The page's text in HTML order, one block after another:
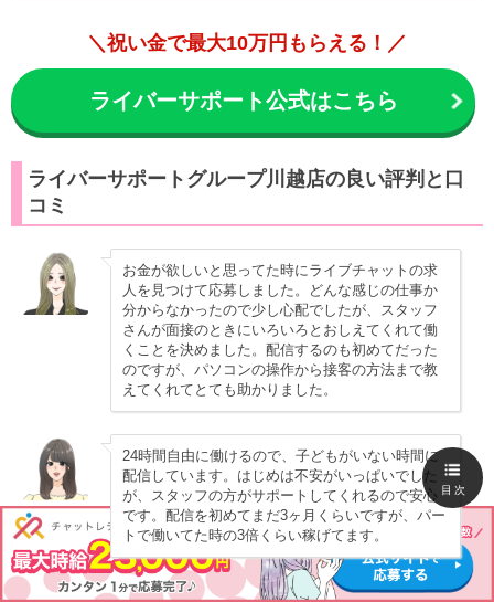
＼祝い金で最大10万円もらえる！／
ライバーサポート公式はこちら
ライバーサポートグループ川越店の良い評判と口
コミ
お金が欲しいと思ってた時にライブチャットの求
人を見つけて応募しました。どんな感じの仕事か
分からなかったので少し心配でしたが、スタッフ
さんが面接のときにいろいろとおしえてくれて働
くことを決めました。配信するのも初めてだった
のですが、パソコンの操作から接客の方法まで教
えてくれてとても助かりました。
24時間自由に働けるので、子どもがいない時間に
配信しています。はじめは不安がいっぱいでした
が、スタッフの方がサポートしてくれるので安心
です。配信を初めてまだ3ヶ月くらいですが、パー
トで働いてた時の3倍くらい稼げてます。
目次